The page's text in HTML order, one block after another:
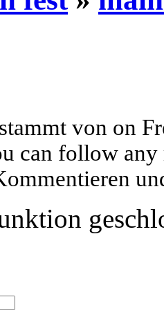
von on
can follow any